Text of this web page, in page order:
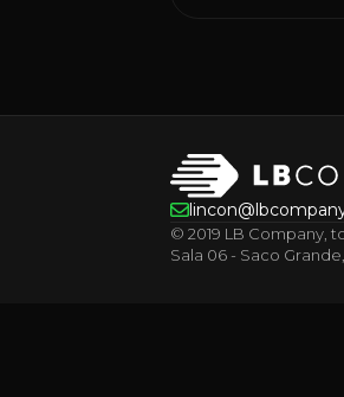
© 2019 LB Company,
Sala 06 - Saco